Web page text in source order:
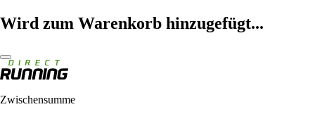
Wird zum Warenkorb hinzugefügt...
Zwischensumme